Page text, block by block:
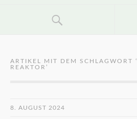
ARTIKEL MIT DEM SCHLAGWORT ‘
REAKTOR ’
8. AUGUST 2024